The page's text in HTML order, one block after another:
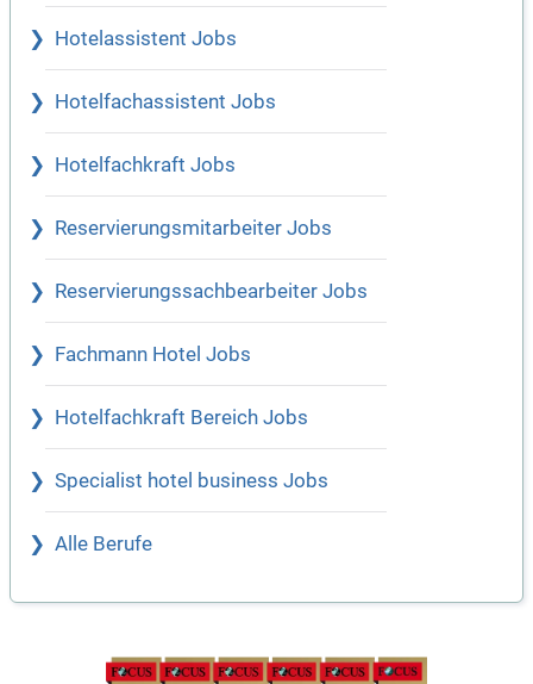
Hotelassistent Jobs
Hotelfachassistent Jobs
Hotelfachkraft Jobs
Reservierungsmitarbeiter Jobs
Reservierungssachbearbeiter Jobs
Fachmann Hotel Jobs
Hotelfachkraft Bereich Jobs
Specialist hotel business Jobs
Alle Berufe